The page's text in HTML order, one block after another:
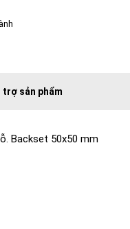
trợ sản phẩm
Backset 50x50 mm